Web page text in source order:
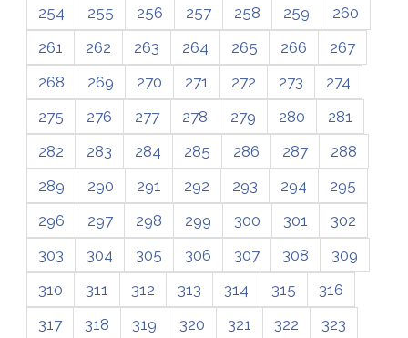
254
255 256 257 258 259
260
261
262 263 264 265 266
267
268
269 270 271 272 273
274
275
276 277 278 279 280
281
282
283 284 285 286 287
288
289
290 291 292 293 294
295
296
297 298 299 300 301
302
303
304 305 306 307 308
309
310
311 312 313 314 315
316
317
318 319 320 321 322
323